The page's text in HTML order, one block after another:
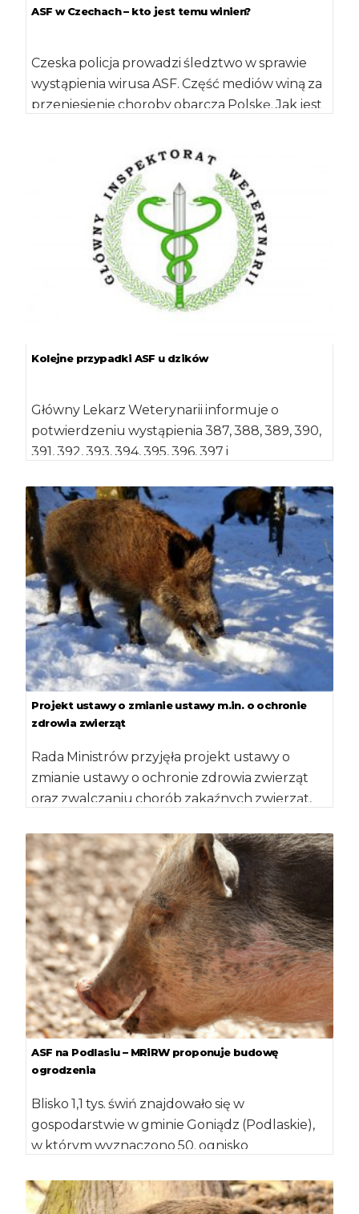
ASF w Czechach – kto jest temu winien?
Czeska policja prowadzi śledztwo w sprawie
wystąpienia wirusa ASF. Część mediów winą za
przeniesienie choroby obarcza Polskę. Jak jest
Kolejne przypadki ASF u dzików
Główny Lekarz Weterynarii informuje o
potwierdzeniu wystąpienia 387, 388, 389, 390,
391, 392, 393, 394, 395, 396, 397 i
Projekt ustawy o zmianie ustawy m.in. o ochronie
zdrowia zwierząt
Rada Ministrów przyjęła projekt ustawy o
zmianie ustawy o ochronie zdrowia zwierząt
oraz zwalczaniu chorób zakaźnych zwierząt,
ASF na Podlasiu – MRiRW proponuje budowę
ogrodzenia
Blisko 1,1 tys. świń znajdowało się w
gospodarstwie w gminie Goniądz (Podlaskie),
w którym wyznaczono 50. ognisko